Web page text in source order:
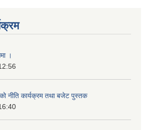
।
नीति कार्यक्रम तथा बजेट पुस्तक